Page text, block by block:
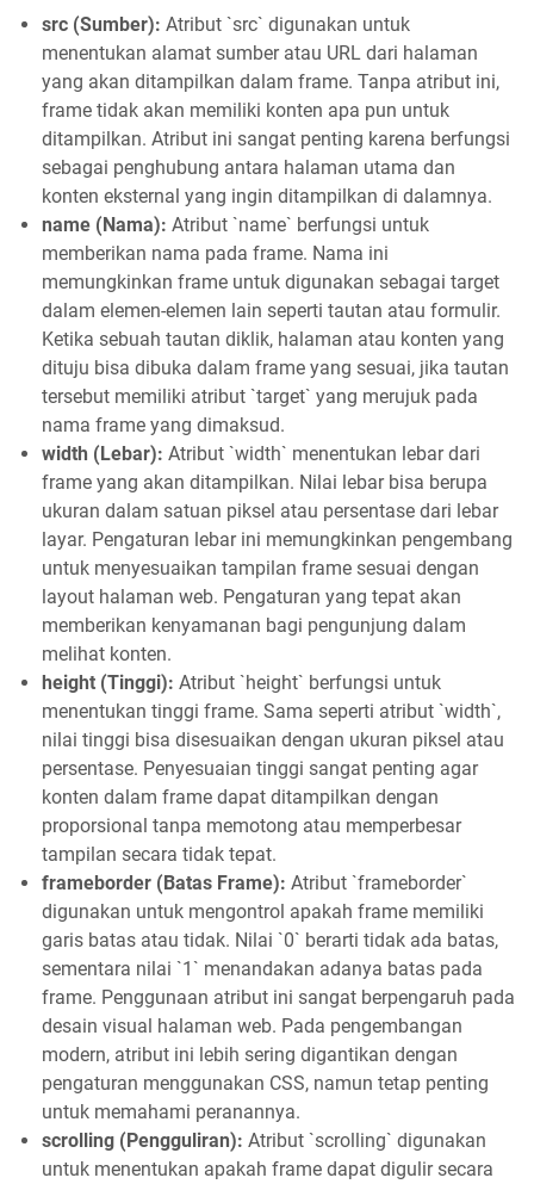
src (Sumber): Atribut `src` digunakan untuk
menentukan alamat sumber atau URL dari halaman
yang akan ditampilkan dalam frame. Tanpa atribut ini,
frame tidak akan memiliki konten apa pun untuk
ditampilkan. Atribut ini sangat penting karena berfungsi
sebagai penghubung antara halaman utama dan
konten eksternal yang ingin ditampilkan di dalamnya.
name (Nama): Atribut `name` berfungsi untuk
memberikan nama pada frame. Nama ini
memungkinkan frame untuk digunakan sebagai target
dalam elemen-elemen lain seperti tautan atau formulir.
Ketika sebuah tautan diklik, halaman atau konten yang
dituju bisa dibuka dalam frame yang sesuai, jika tautan
tersebut memiliki atribut `target` yang merujuk pada
nama frame yang dimaksud.
width (Lebar): Atribut `width` menentukan lebar dari
frame yang akan ditampilkan. Nilai lebar bisa berupa
ukuran dalam satuan piksel atau persentase dari lebar
layar. Pengaturan lebar ini memungkinkan pengembang
untuk menyesuaikan tampilan frame sesuai dengan
layout halaman web. Pengaturan yang tepat akan
memberikan kenyamanan bagi pengunjung dalam
melihat konten.
height (Tinggi): Atribut `height` berfungsi untuk
menentukan tinggi frame. Sama seperti atribut `width`,
nilai tinggi bisa disesuaikan dengan ukuran piksel atau
persentase. Penyesuaian tinggi sangat penting agar
konten dalam frame dapat ditampilkan dengan
proporsional tanpa memotong atau memperbesar
tampilan secara tidak tepat.
frameborder (Batas Frame): Atribut `frameborder`
digunakan untuk mengontrol apakah frame memiliki
garis batas atau tidak. Nilai `0` berarti tidak ada batas,
sementara nilai `1` menandakan adanya batas pada
frame. Penggunaan atribut ini sangat berpengaruh pada
desain visual halaman web. Pada pengembangan
modern, atribut ini lebih sering digantikan dengan
pengaturan menggunakan CSS, namun tetap penting
untuk memahami peranannya.
scrolling (Pengguliran): Atribut `scrolling` digunakan
untuk menentukan apakah frame dapat digulir secara